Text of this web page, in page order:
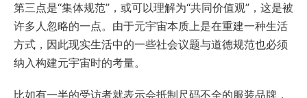
第三点是“集体规范”，或可以理解为“共同价值观”，这是被
许多人忽略的一点。由于元宇宙本质上是在重建一种生活
方式，因此现实生活中的一些社会议题与道德规范也必须
纳入构建元宇宙时的考量。
比如有一半的受访者就表示会抵制尺码不全的服装品牌，